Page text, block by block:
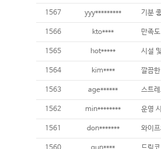
1567 yyy********* 기분
1566 kto**** 만족
1565 hot*****
1564 kim****
1563 age****** 스트
1562 min********
1561 don*******